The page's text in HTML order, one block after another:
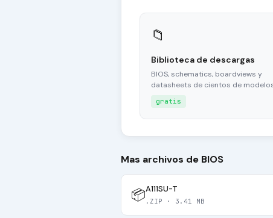
📁
Biblioteca de descargas
BIOS, schematics, boardviews y
datasheets de cientos de
gratis
Mas archivos de BIOS
📦A111SU-T
.ZIP · 3.41 MB